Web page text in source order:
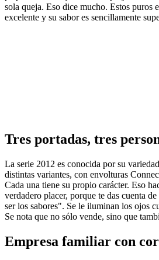
sola queja. Eso dice mucho. Estos puros
excelente y su sabor es sencillamente
Tres portadas, tres
La serie 2012 es conocida por su
distintas variantes, con envolturas
Cada una tiene su propio carácter. Eso
verdadero placer, porque te das cuenta
ser los sabores". Se le iluminan los ojos
Se nota que no sólo vende, sino que
Empresa familiar con